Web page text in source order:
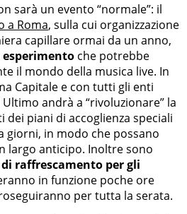
sarà un evento “normale”: il
a Roma, sulla cui organizzazione
capillare ormai da un anno,
che potrebbe
il mondo della musica live. In
Capitale e con tutti gli enti
andrà a “rivoluzionare” la
piani di accoglienza speciali
giorni, in modo che possano
largo anticipo. Inoltre sono
raffrescamento per gli
in funzione poche ore
per tutta la serata.